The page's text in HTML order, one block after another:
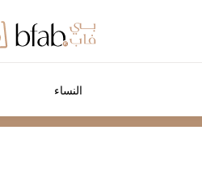
النساء